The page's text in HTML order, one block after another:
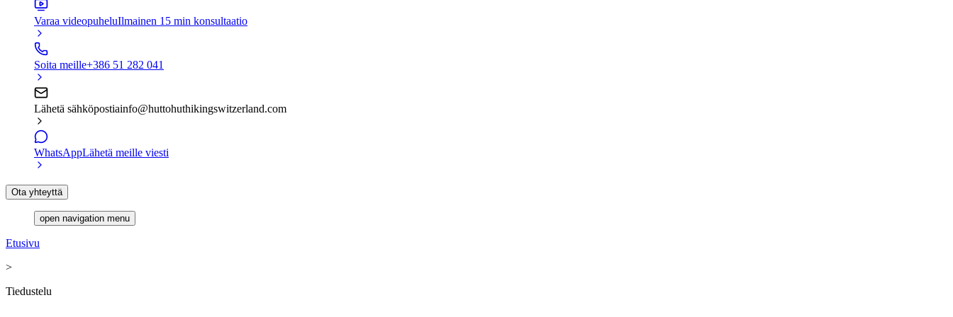
Varaa videopuheluIlmainen 15 min konsultaatio
Soita meille+386 51 282 041
Lähetä sähköpostiainfo@huttohuthikingswitzerland.com
WhatsAppLähetä meille viesti
Ota yhteyttä
open navigation menu
Etusivu
>
Tiedustelu